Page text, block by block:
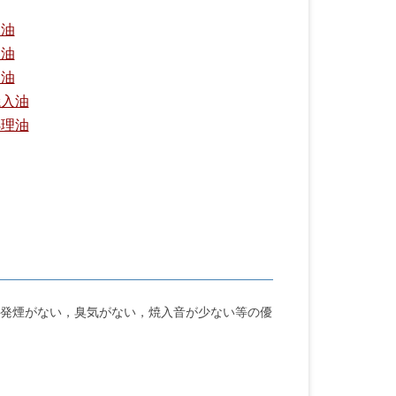
油
油
煙がない，臭気がない，焼入音が少ない等の優